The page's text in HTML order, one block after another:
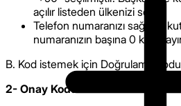
açılır listeden ülkenizi seçin.
Telefon numaranızı sağdaki
numaranızın başına 0
B. Kod istemek için Doğrulama
2- Onay Kodu